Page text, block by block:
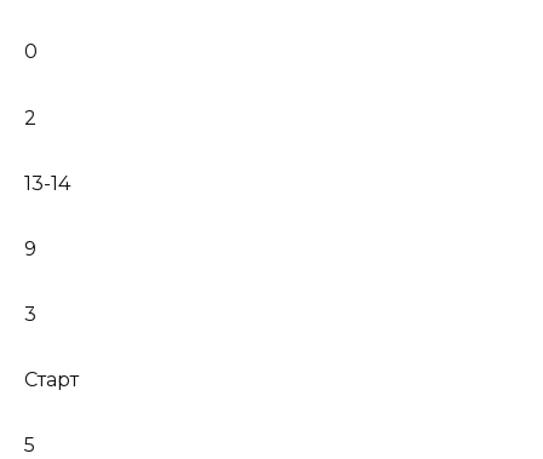
0
2
13-14
9
3
Старт
5